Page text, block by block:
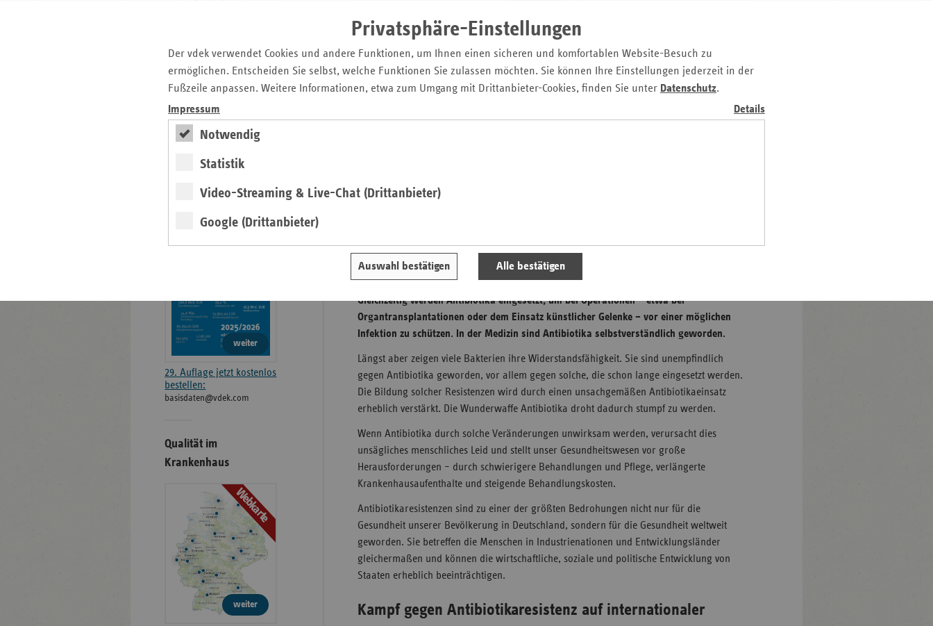
Privatsphäre-Einstellungen
Der vdek verwendet Cookies und andere Funktionen, um Ihnen einen sicheren und komfortablen Website-Besuch zu
ermöglichen. Entscheiden Sie selbst, welche Funktionen Sie zulassen möchten. Sie können Ihre Einstellungen jederzeit in der
Fußzeile anpassen. Weitere Informationen, etwa zum Umgang mit Drittanbieter-Cookies, finden Sie unter Datenschutz.
Impressum
Details
Notwendig
Statistik
Video-Streaming & Live-Chat (Drittanbieter)
Google (Drittanbieter)
Auswahl bestätigen Alle bestätigen
Sachsen
Sachsen-
Schleswig-
Krankheitserregern einzudämmen. Krankheiten, die zuvor schwere
Gesundheitsschäden verursacht haben, sind dadurch gut behandelbar geworden.
Gleichzeitig werden Antibiotika eingesetzt, um bei Operationen – etwa bei
Organtransplantationen oder dem Einsatz künstlicher Gelenke – vor einer möglichen
Infektion zu schützen. In der Medizin sind Antibiotika selbstverständlich geworden.
Längst aber zeigen viele Bakterien ihre Widerstandsfähigkeit. Sie sind unempfindlich
gegen Antibiotika geworden, vor allem gegen solche, die schon lange eingesetzt werden.
Die Bildung solcher Resistenzen wird durch einen unsachgemäßen Antibiotikaeinsatz
erheblich verstärkt. Die Wunderwaffe Antibiotika droht dadurch stumpf zu werden.
Wenn Antibiotika durch solche Veränderungen unwirksam werden, verursacht dies
unsägliches menschliches Leid und stellt unser Gesundheitswesen vor große
Herausforderungen – durch schwierigere Behandlungen und Pflege, verlängerte
Krankenhausaufenthalte und steigende Behandlungskosten.
Antibiotikaresistenzen sind zu einer der größten Bedrohungen nicht nur für die
Gesundheit unserer Bevölkerung in Deutschland, sondern für die Gesundheit weltweit
geworden. Sie betreffen die Menschen in Industrienationen und Entwicklungsländer
gleichermaßen und können die wirtschaftliche, soziale und politische Entwicklung von
Staaten erheblich beeinträchtigen.
Kampf gegen Antibiotikaresistenz auf internationaler
Archiv
Impressum Magazin
Informationen
erschienen
Broschüre
weiter
29. Auflage jetzt kostenlos
bestellen:
basisdaten@vdek.com
Qualität im
Krankenhaus
Webkarte
weiter